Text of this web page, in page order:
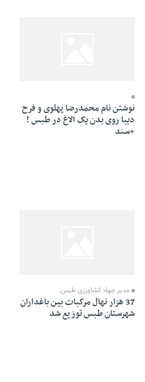
نوشتن نام محمدرضا پهلوی و فرح
دیبا روی بدن یک الاغ در طبس !
+سند
مدیر جهاد کشاورزی طبس:
37 هزار نهال مرکبات بین باغداران
شهرستان طبس توزیع شد